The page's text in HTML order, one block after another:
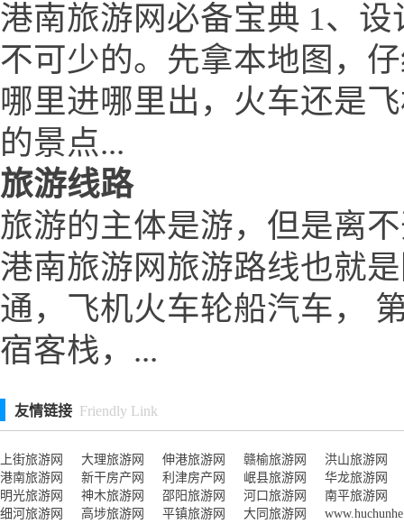
港南旅游网必备宝典 1、
不可少的。先拿本地图，
哪里进哪里出，火车还是
的景点...
旅游线路
旅游的主体是游，但是离
港南旅游网旅游路线也就
通，飞机火车轮船汽车，
宿客栈，...
友情链接 Friendly Link
上街旅游网 大理旅游网 伸港旅游网 赣榆旅游网
洪山旅游网
港南旅游网
新干房产网 利津房产网 岷县旅游网
华龙旅游网
明光旅游网
神木旅游网 邵阳旅游网 河口旅游网
南平旅游网
细河旅游网
高埗旅游网 平镇旅游网 大同旅游网